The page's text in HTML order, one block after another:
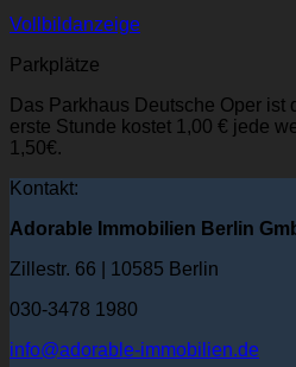
Vollbildanzeige
Parkplätze
Das Parkhaus Deutsche Oper ist
erste Stunde kostet 1,00 € jede
1,50€.
Kontakt:
Adorable Immobilien Berlin
Zillestr. 66 | 10585 Berlin
030-3478 1980
info@adorable-immobilien.de